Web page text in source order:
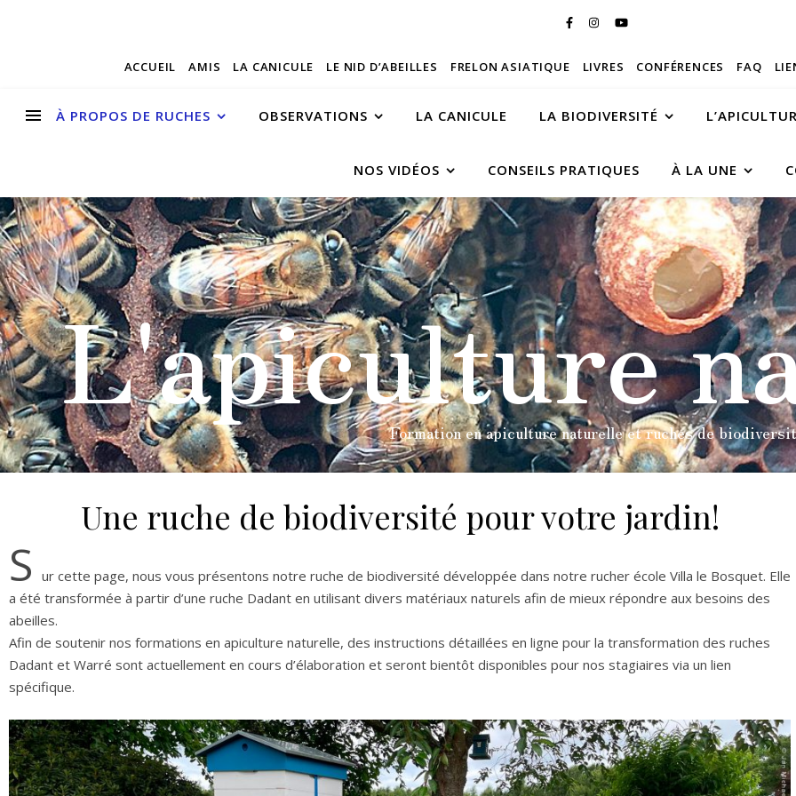
ACCUEIL AMIS LA CANICULE LE NID D’ABEILLES FRELON ASIATIQUE LIVRES CONFÉRENCES FAQ
À PROPOS DE RUCHES OBSERVATIONS LA CANICULE LA BIODIVERSITÉ
NOS VIDÉOS CONSEILS PRATIQUES À LA UNE
L'apiculture
Formation en apiculture naturelle et ruches de
Une ruche de biodiversité pour votre jardin!
S ur cette page, nous vous présentons notre ruche de biodiversité développée dans notre rucher école Villa le Bosquet. Elle
a été transformée à partir d’une ruche Dadant en utilisant divers matériaux naturels afin de mieux répondre aux besoins des
abeilles.
Afin de soutenir nos formations en apiculture naturelle, des instructions détaillées en ligne pour la transformation des ruches
Dadant et Warré sont actuellement en cours d’élaboration et seront bientôt disponibles pour nos stagiaires via un lien
spécifique.